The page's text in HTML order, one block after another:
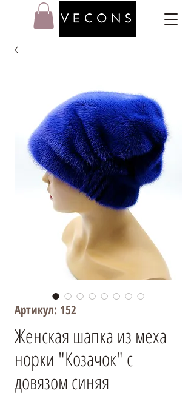
Артикул: 152
Женская шапка из меха
норки "Козачок" с
довязом синяя